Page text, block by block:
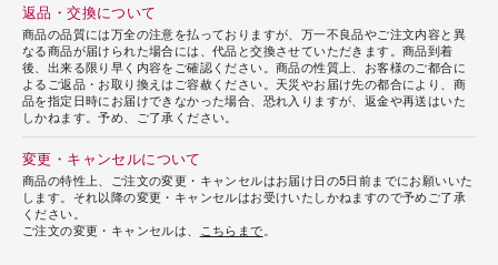
返品・交換について
商品の品質には万全の注意を払っておりますが、万一不良品やご注文内容と異
なる商品が届けられた場合には、代品と交換させていただきます。商品到着
後、出来る限り早く内容をご確認ください。商品の性質上、お客様のご都合に
よるご返品・お取り換えはご容赦ください。天災やお届け先の都合により、商
品を指定日時にお届けできなかった場合、恐れ入りますが、返金や再送はいた
しかねます。予め、ご了承ください。
変更・キャンセルについて
商品の特性上、ご注文の変更・キャンセルはお届け日の5日前までにお願いいた
します。それ以降の変更・キャンセルはお受けいたしかねますので予めご了承
ください。
ご注文の変更・キャンセルは、 こちらまで。